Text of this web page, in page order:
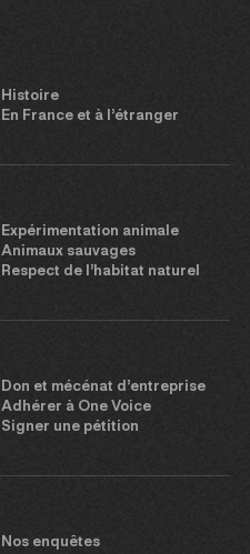
Histoire
En France et à l’étranger
Expérimentation animale
Animaux sauvages
Respect de l’habitat naturel
Don et mécénat d’entreprise
Adhérer à One Voice
Signer une pétition
Nos enquêtes